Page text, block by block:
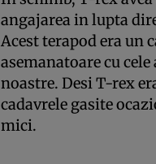
angajarea in lupta
Acest terapod era un
asemanatoare cu
noastre. Desi T-rex
cadavrele gasite
mici.